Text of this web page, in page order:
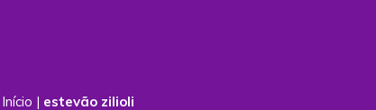
Início | estevão zilioli